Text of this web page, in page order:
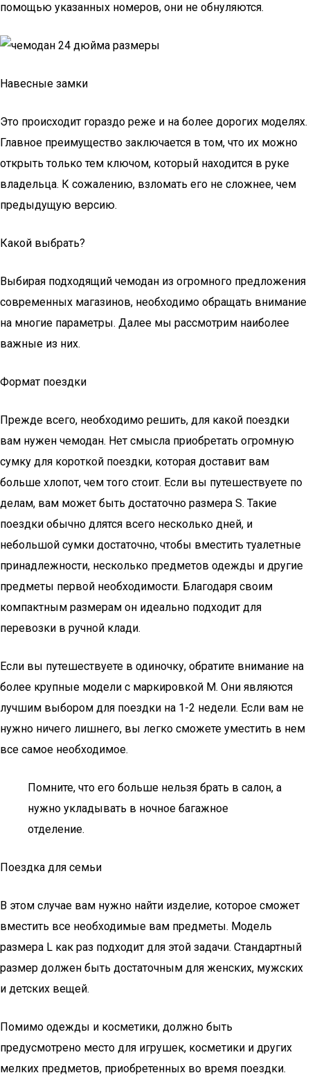
помощью указанных номеров, они не обнуляются.
Навесные замки
Это происходит гораздо реже и на более дорогих моделях.
Главное преимущество заключается в том, что их можно
открыть только тем ключом, который находится в руке
владельца. К сожалению, взломать его не сложнее, чем
предыдущую версию.
Какой выбрать?
Выбирая подходящий чемодан из огромного предложения
современных магазинов, необходимо обращать внимание
на многие параметры. Далее мы рассмотрим наиболее
важные из них.
Формат поездки
Прежде всего, необходимо решить, для какой поездки
вам нужен чемодан. Нет смысла приобретать огромную
сумку для короткой поездки, которая доставит вам
больше хлопот, чем того стоит. Если вы путешествуете по
делам, вам может быть достаточно размера S. Такие
поездки обычно длятся всего несколько дней, и
небольшой сумки достаточно, чтобы вместить туалетные
принадлежности, несколько предметов одежды и другие
предметы первой необходимости. Благодаря своим
компактным размерам он идеально подходит для
перевозки в ручной клади.
Если вы путешествуете в одиночку, обратите внимание на
более крупные модели с маркировкой M. Они являются
лучшим выбором для поездки на 1-2 недели. Если вам не
нужно ничего лишнего, вы легко сможете уместить в нем
все самое необходимое.
Помните, что его больше нельзя брать в салон, а
нужно укладывать в ночное багажное
отделение.
Поездка для семьи
В этом случае вам нужно найти изделие, которое сможет
вместить все необходимые вам предметы. Модель
размера L как раз подходит для этой задачи. Стандартный
размер должен быть достаточным для женских, мужских
и детских вещей.
Помимо одежды и косметики, должно быть
предусмотрено место для игрушек, косметики и других
мелких предметов, приобретенных во время поездки.